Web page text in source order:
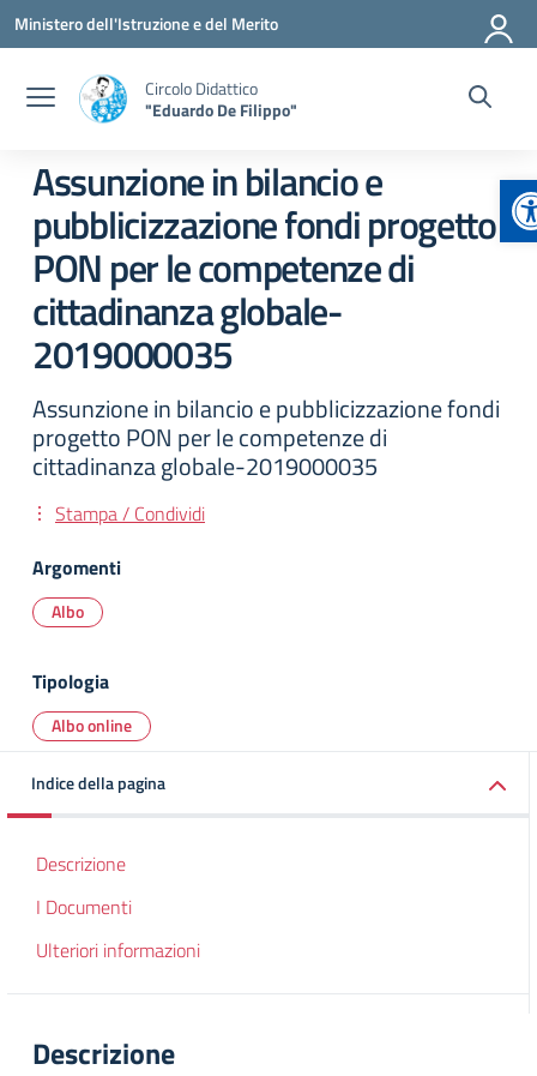
Vai ai contenuti
Vai al menu di navigazione
Vai al footer
Ministero dell'Istruzione e del Merito
Circolo Didattico
"Eduardo De Filippo"
Assunzione in bilancio e
pubblicizzazione fondi progetto
PON per le competenze di
cittadinanza globale-
2019000035
Assunzione in bilancio e pubblicizzazione fondi
progetto PON per le competenze di
cittadinanza globale-2019000035
Stampa / Condividi
Argomenti
Albo
Tipologia
Albo online
Indice della pagina
Descrizione
I Documenti
Ulteriori informazioni
Descrizione